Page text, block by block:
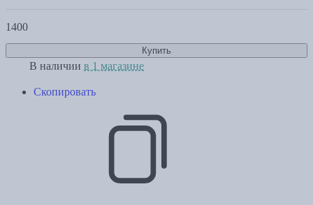
1400
Купить
В наличии в 1 магазине
Скопировать